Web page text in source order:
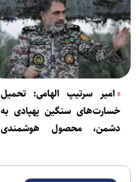
امیر سرتیپ الهامی: تحمیل
خسارت‌های سنگین پهپادی به
دشمن، محصول هوشمندی
است